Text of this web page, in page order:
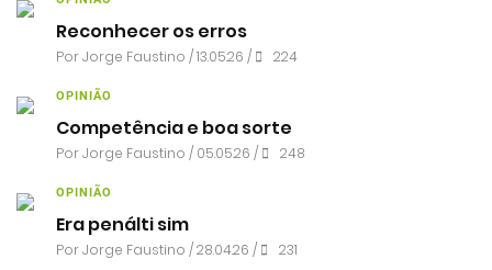
Reconhecer os erros
PorJorge Faustino / 13.05.26 / 224
OPINIÃO
Competência e boa sorte
PorJorge Faustino / 05.05.26 / 248
OPINIÃO
Era penálti sim
PorJorge Faustino / 28.04.26 / 231